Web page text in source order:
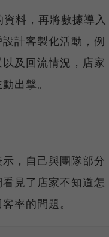
料，再將數據導入
計客製化活動，例
及回流情況，店家
出擊。
，自己與團隊部分
見了店家不知道怎
率的問題。